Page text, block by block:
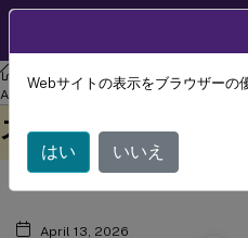
リナックス バーチャル デリバリー
Agent 2303
翻訳されています。
セッションユーザ
スクトップ環境
April 13, 2026
Webサイトの表示をブラウザーの
はい いいえ